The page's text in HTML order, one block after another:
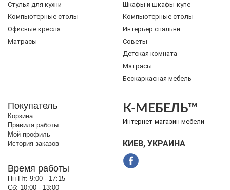
Стулья для кухни
Компьютерные столы
Офисные кресла
Матрасы
Шкафы и шкафы-купе
Компьютерные столы
Интерьер спальни
Советы
Детская комната
Матрасы
Бескаркасная мебель
Покупатель
Корзина
Правила работы
Мой профиль
История заказов
Время работы
Пн-Пт: 9:00 - 17:15
Сб: 10:00 - 13:00
К-МЕБЕЛЬ™
Интернет-магазин мебели
КИЕВ, УКРАИНА